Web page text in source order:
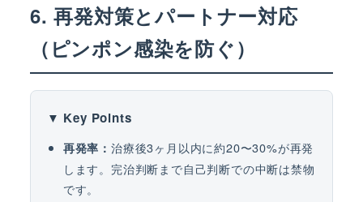
6. 再発対策とパートナー対応
（ピンポン感染を防ぐ）
▼ Key Points
再発率： 治療後3ヶ月以内に約20〜30%が再発
します。完治判断まで自己判断での中断は禁物
です。